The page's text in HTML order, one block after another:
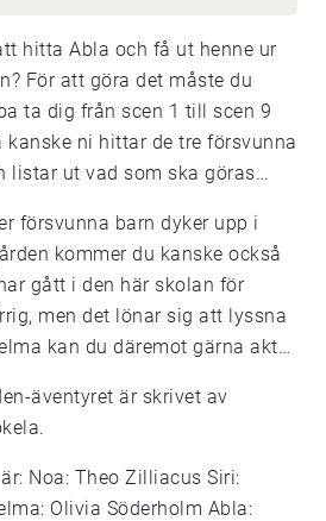
hitta Abla och få ut henne ur
För att göra det måste du
ta dig från scen 1 till scen 9
kanske ni hittar de tre försvunna
listar ut vad som ska göras
försvunna barn dyker upp i
kommer du kanske också
gått i den här skolan för
men det lönar sig att lyssna
kan du däremot gärna akta
äventyret är skrivet av
Noa: Theo Zilliacus Siri:
Olivia Söderholm Abla: